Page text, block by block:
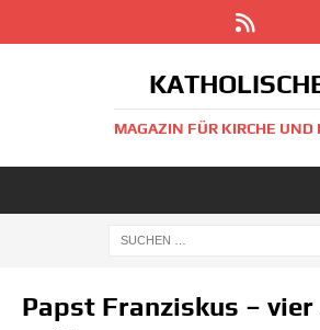
MAGAZIN FÜR KIRCHE UND
Papst Franziskus – vier